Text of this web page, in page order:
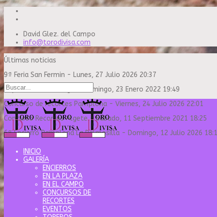
David Glez. del Campo
info@torodivisa.com
Últimas noticias
9ª Feria San Fermin - Lunes, 27 Julio 2026 20:37
Capea Sanse Domingo
Domingo, 23 Enero 2022 19:49
Concurso de recortes Pamplona - Viernes, 24 Julio 2026 22:01
Concurso Recortes Algete-Sábado, 11 Septiembre 2021 18:25
6º Encierro Pamplona La Palmosilla - Domingo, 12 Julio 2026
INICIO
GALERÍA
ENCIERROS
EN LA PLAZA
EN EL CAMPO
CONCURSOS DE
RECORTES
EVENTOS